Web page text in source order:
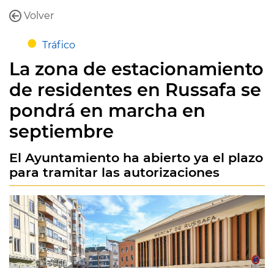
Volver
Tráfico
La zona de estacionamiento
de residentes en Russafa se
pondrá en marcha en
septiembre
El Ayuntamiento ha abierto ya el plazo
para tramitar las autorizaciones